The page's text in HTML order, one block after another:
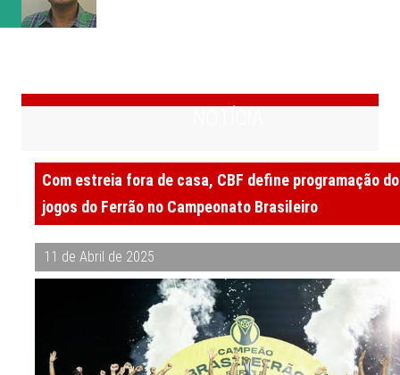
(obteve 51 class...
Com estreia fora de casa, CBF define programação
jogos do Ferrão no Campeonato Brasileiro
11 de Abril de 2025